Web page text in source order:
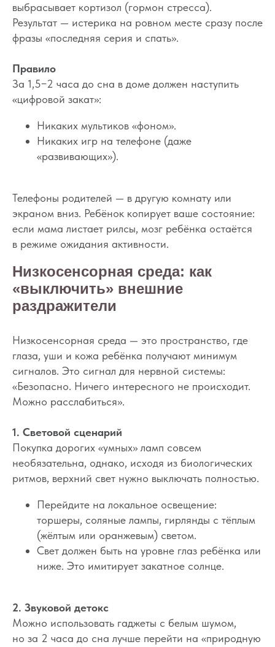
выбрасывает кортизол (гормон стресса).
Результат — истерика на ровном месте сразу после
фразы «последняя серия и спать».
Правило
За 1,5−2 часа до сна в доме должен наступить
«цифровой закат»:
Никаких мультиков «фоном».
Никаких игр на телефоне (даже
«развивающих»).
Телефоны родителей — в другую комнату или
экраном вниз. Ребёнок копирует ваше состояние:
если мама листает рилсы, мозг ребёнка остаётся
в режиме ожидания активности.
Низкосенсорная среда: как
«выключить» внешние
раздражители
Низкосенсорная среда — это пространство, где
глаза, уши и кожа ребёнка получают минимум
сигналов. Это сигнал для нервной системы:
«Безопасно. Ничего интересного не происходит.
Можно расслабиться».
1. Световой сценарий
Покупка дорогих «умных» ламп совсем
необязательна, однако, исходя из биологических
ритмов, верхний свет нужно выключать полностью.
Перейдите на локальное освещение:
торшеры, соляные лампы, гирлянды с тёплым
(жёлтым или оранжевым) светом.
Свет должен быть на уровне глаз ребёнка или
ниже. Это имитирует закатное солнце.
2. Звуковой детокс
Можно использовать гаджеты с белым шумом,
но за 2 часа до сна лучше перейти на «природную